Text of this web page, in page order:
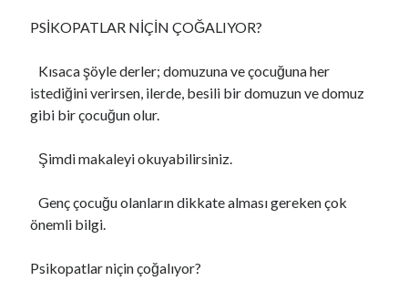
Son Yazılar
Najlepšia Investičná Platforma: Porovnanie a Recenzie 2024
Rokubet Giriş Sorunları Tarih Oluyor: 2026 Yılında Kesintisiz Erişim
Rehberi
CAMİ-KİLİSE MESCİT VE HAVRA
PSİKOPATLAR NİÇİN ÇOĞALIYOR?
Kısaca şöyle derler; domuzuna ve çocuğuna her
istediğini verirsen, ilerde, besili bir domuzun ve domuz
gibi bir çocuğun olur.
Şimdi makaleyi okuyabilirsiniz.
Genç çocuğu olanların dikkate alması gereken çok
önemli bilgi.
Psikopatlar niçin çoğalıyor?